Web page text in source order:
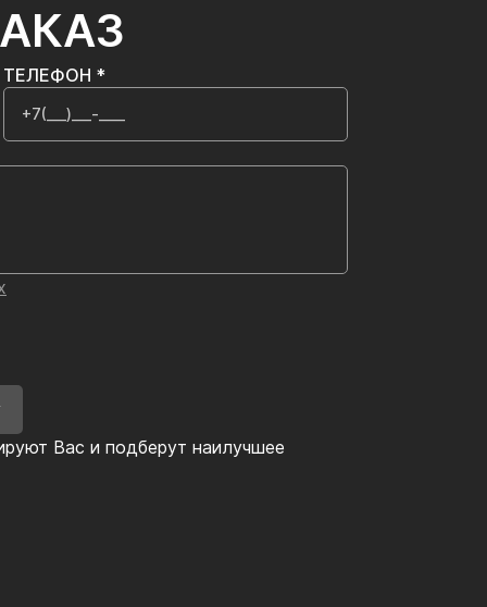
Вас и подберут наилучшее
ТЕЛЕФОН *